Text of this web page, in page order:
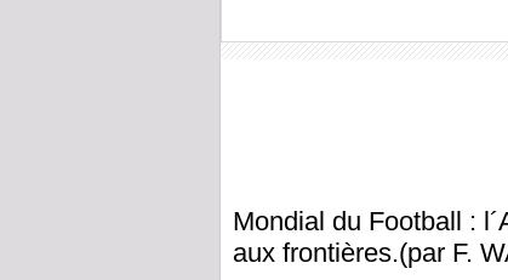
Mondial du Football :
aux frontières.(par F.